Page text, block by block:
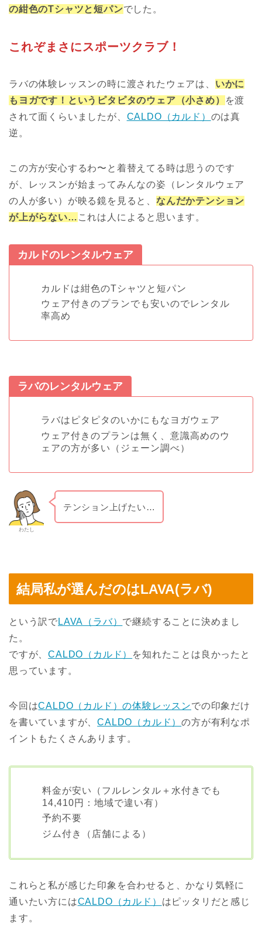
の紺色のTシャツと短パンでした。
これぞまさにスポーツクラブ！
ラバの体験レッスンの時に渡されたウェアは、 いかに
もヨガです！というピタピタのウェア（小さめ）
を渡
されて面くらいましたが、 CALDO（カルド） のは真
逆。
この方が安心するわ〜と着替えてる時は思うのです
が、レッスンが始まってみんなの姿（レンタルウェア
の人が多い）が映る鏡を見ると、なんだかテンション
が上がらない… これは人によると思います。
カルドのレンタルウェア
カルドは紺色のTシャツと短パン
ウェア付きのプランでも安いのでレンタル
率高め
ラバのレンタルウェア
ラバはピタピタのいかにもなヨガウェア
ウェア付きのプランは無く、意識高めのウ
ェアの方が多い（ジェーン調べ）
わたし
テンション上げたい…
結局私が選んだのはLAVA(ラバ)
という訳で LAVA（ラバ） で継続することに決めまし
た。
ですが、CALDO（カルド）
を知れたことは良かったと
思っています。
今回はCALDO（カルド）の体験レッスンでの印象だけ
を書いていますが、CALDO（カルド）の方が有利なポ
イントもたくさんあります。
料金が安い（フルレンタル＋水付きでも
14,410円：地域で違い有）
予約不要
ジム付き（店舗による）
これらと私が感じた印象を合わせると、かなり気軽に
通いたい方にはCALDO（カルド） はピッタリだと感じ
ます。